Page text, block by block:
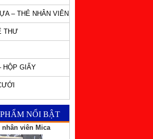
– THẺ NHÂN VIÊN
THƯ
HỘP GIẤY
NỔI BẬT
nhân viên Mica